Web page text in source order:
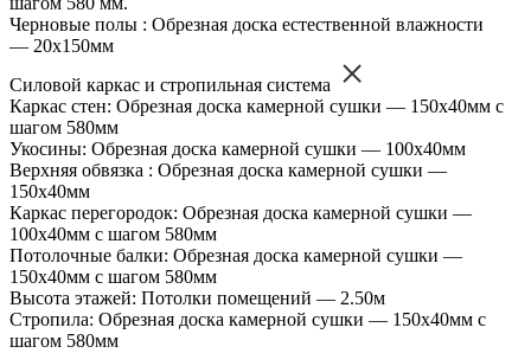
Черновые полы : Обрезная доска естественной влажности
— 20х150мм
Силовой каркас и стропильная система
Каркас стен: Обрезная доска камерной сушки — 150х40мм с
шагом 580мм
Укосины: Обрезная доска камерной сушки — 100х40мм
Верхняя обвязка : Обрезная доска камерной сушки —
150х40мм
Каркас перегородок: Обрезная доска камерной сушки —
100х40мм с шагом 580мм
Потолочные балки: Обрезная доска камерной сушки —
150х40мм с шагом 580мм
Высота этажей: Потолки помещений — 2.50м
Стропила: Обрезная доска камерной сушки — 150х40мм с
шагом 580мм